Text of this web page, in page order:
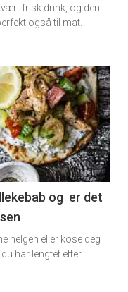
frisk drink, og den
også til mat.
og er det
helgen eller kose deg
har lengtet etter.